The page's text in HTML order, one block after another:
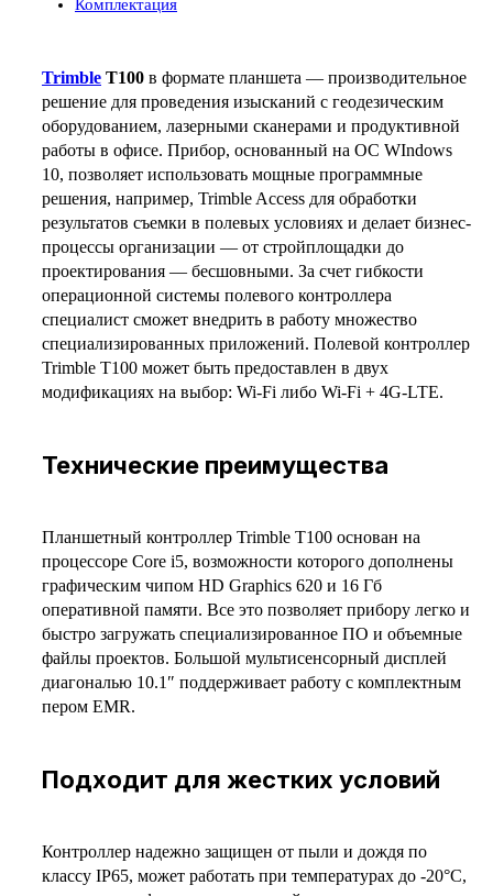
Комплектация
Trimble T100 в формате планшета — производительное
решение для проведения изысканий с геодезическим
оборудованием, лазерными сканерами и продуктивной
работы в офисе. Прибор, основанный на ОС WIndows
10, позволяет использовать мощные программные
решения, например, Trimble Access для обработки
результатов съемки в полевых условиях и делает бизнес-
процессы организации — от стройплощадки до
проектирования — бесшовными. За счет гибкости
операционной системы полевого контроллера
специалист сможет внедрить в работу множество
специализированных приложений. Полевой контроллер
Trimble T100 может быть предоставлен в двух
модификациях на выбор: Wi-Fi либо Wi-Fi + 4G-LTE.
Технические преимущества
Планшетный контроллер Trimble T100 основан на
процессоре Core i5, возможности которого дополнены
графическим чипом HD Graphics 620 и 16 Гб
оперативной памяти. Все это позволяет прибору легко и
быстро загружать специализированное ПО и объемные
файлы проектов. Большой мультисенсорный дисплей
диагональю 10.1″ поддерживает работу с комплектным
пером EMR.
Подходит для жестких условий
Контроллер надежно защищен от пыли и дождя по
классу IP65, может работать при температурах до -20°С,